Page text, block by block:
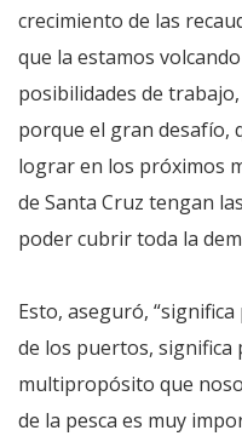
crecimiento de las
que la estamos
posibilidades de
porque el gran desafío,
lograr en los próximos
de Santa Cruz tengan
poder cubrir toda la
Esto, aseguró,
de los puertos, significa
multipropósito que
de la pesca es muy